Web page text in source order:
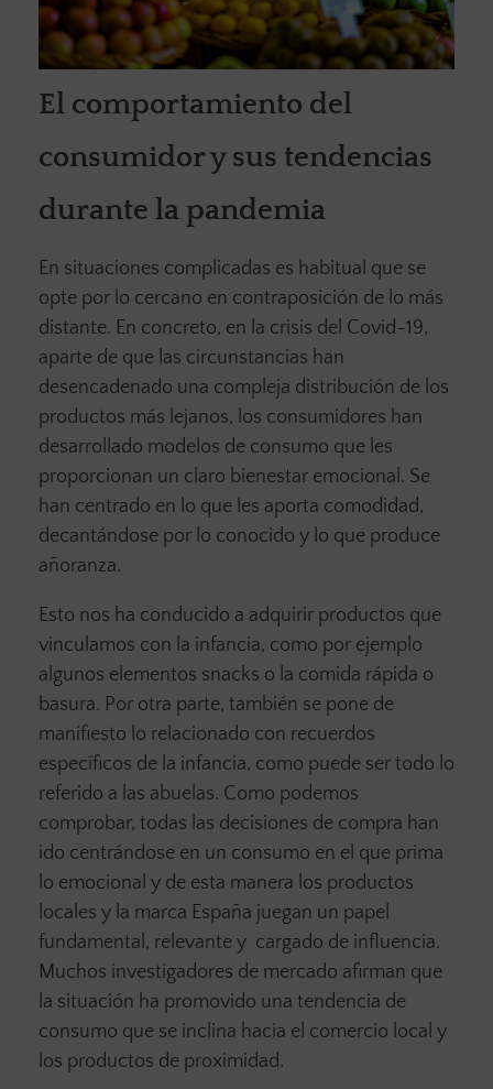
El comportamiento del
consumidor y sus tendencias
durante la pandemia
En situaciones complicadas es habitual que se
opte por lo cercano en contraposición de lo más
distante. En concreto, en la crisis del Covid-19,
aparte de que las circunstancias han
desencadenado una compleja distribución de los
productos más lejanos, los consumidores han
desarrollado modelos de consumo que les
proporcionan un claro bienestar emocional. Se
han centrado en lo que les aporta comodidad,
decantándose por lo conocido y lo que produce
añoranza.
Esto nos ha conducido a adquirir productos que
vinculamos con la infancia, como por ejemplo
algunos elementos snacks o la comida rápida o
basura. Por otra parte, también se pone de
manifiesto lo relacionado con recuerdos
específicos de la infancia, como puede ser todo lo
referido a las abuelas. Como podemos
comprobar, todas las decisiones de compra han
ido centrándose en un consumo en el que prima
lo emocional y de esta manera los productos
locales y la marca España juegan un papel
fundamental, relevante y cargado de influencia.
Muchos investigadores de mercado afirman que
la situación ha promovido una tendencia de
consumo que se inclina hacia el comercio local y
los productos de proximidad.